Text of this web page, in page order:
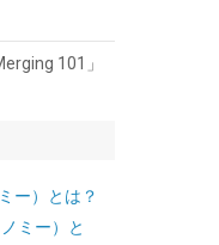
DELTA
ワイト
ジャ
】
08-07 04:03
101」
ー）とは？
ミー）と